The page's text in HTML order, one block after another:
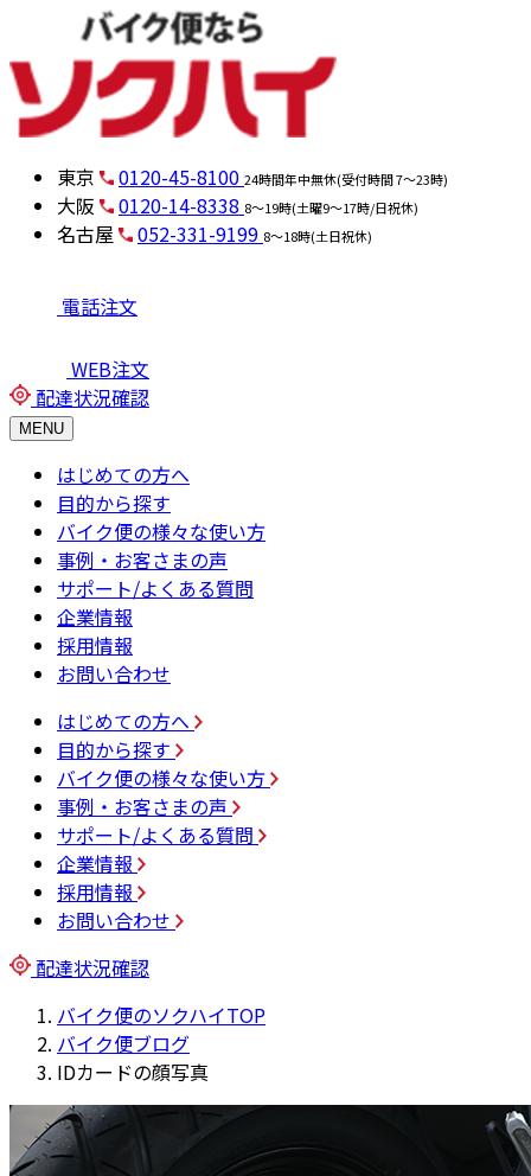
東京 0120-45-8100 24時間年中無休(受付時間 7～23時)
大阪 0120-14-8338 8～19時(土曜9～17時/日祝休)
名古屋 052-331-9199 8～18時(土日祝休)
電話注文
WEB注文
配達状況確認
MENU
はじめての方へ
目的から探す
バイク便の様々な使い方
事例・お客さまの声
サポート/よくある質問
企業情報
採用情報
お問い合わせ
はじめての方へ
目的から探す
バイク便の様々な使い方
事例・お客さまの声
サポート/よくある質問
企業情報
採用情報
お問い合わせ
配達状況確認
バイク便のソクハイTOP
バイク便ブログ
IDカードの顔写真